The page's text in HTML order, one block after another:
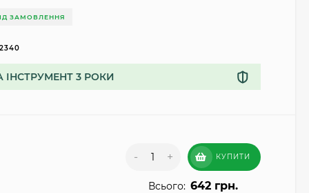
ЗАМОВЛЕННЯ
ІНСТРУМЕНТ 3 РОКИ
- + КУПИТИ
Всього: 642 грн.